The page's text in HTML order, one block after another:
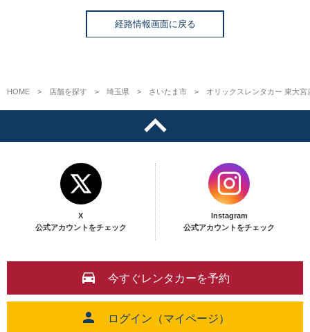
経路情報画面に戻る
HOME 店舗を探す 埼玉県 さいたま市 オリックスレンタカー 東大宮
X
公式アカウントをチェック
Instagram
公式アカウントをチェック
今すぐレンタカーを予約
ログイン（マイページ）